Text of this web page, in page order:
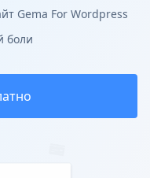
Gema For Wordpress
боли